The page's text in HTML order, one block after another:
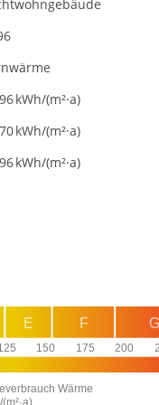
kWh/(m²·a)
kWh/(m²·a)
kWh/(m²·a)
150 175 200
G
F
E
Wärme